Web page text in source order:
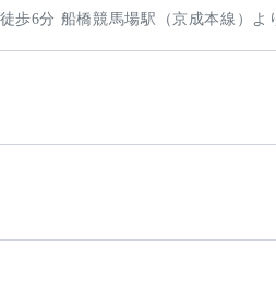
歩6分 船橋競馬場駅（京成本線）よ